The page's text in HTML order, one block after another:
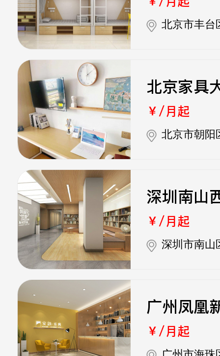
北京市丰台
北京家具
￥/月起
北京市朝阳
深圳南山
￥/月起
深圳市南山
广州凤凰
￥/月起